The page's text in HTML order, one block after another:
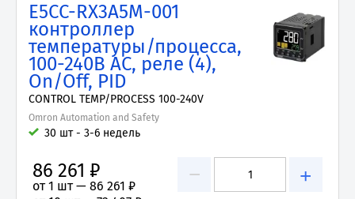
E5CC-RX3A5M-001
контроллер
температуры/процесса,
100-240В AC, реле (4),
On/Off, PID
CONTROL TEMP/PROCESS 100-240V
Omron Automation and Safety
30 шт - 3-6 недель
− +
86 261 ₽
от 1 шт — 86 261 ₽